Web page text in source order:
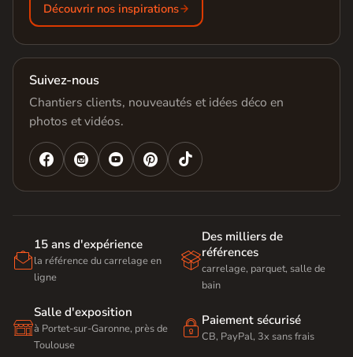
Découvrir nos inspirations
Suivez-nous
Chantiers clients, nouveautés et idées déco en
photos et vidéos.
   

15 ans d'expérience
la référence du carrelage en
ligne

Des milliers de
références
carrelage, parquet, salle de
bain

Salle d'exposition
à Portet-sur-Garonne, près de
Toulouse
 Paiement sécurisé
CB, PayPal, 3x sans frais